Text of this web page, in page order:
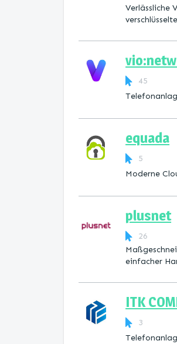
Verlässliche
45
equada
5
Moderne
plusnet
26
einfacher
ITK
3